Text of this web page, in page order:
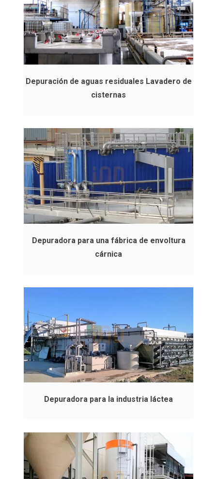
Depuración de aguas residuales Lavadero de
cisternas
Depuradora para una fábrica de envoltura
cárnica
Depuradora para la industria láctea